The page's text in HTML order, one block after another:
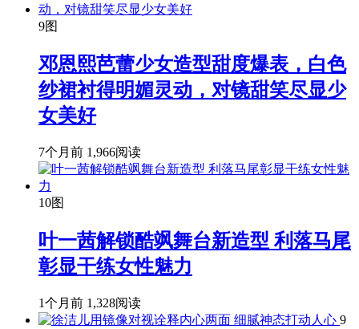
9图
邓恩熙芭蕾少女造型甜度爆表，白色
纱裙衬得明媚灵动，对镜甜笑尽显少
女美好
7个月前 1,966阅读
10图
叶一茜解锁酷飒舞台新造型 利落马尾
彰显干练女性魅力
1个月前 1,328阅读
9